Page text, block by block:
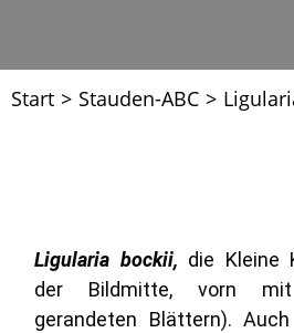
Start > Stauden-ABC >
Ligularia bockii, die Kleine
der Bildmitte, vorn mit
gerandeten Blättern).